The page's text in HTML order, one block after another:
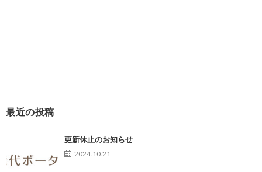
最近の投稿
更新休止のお知らせ
2024.10.21